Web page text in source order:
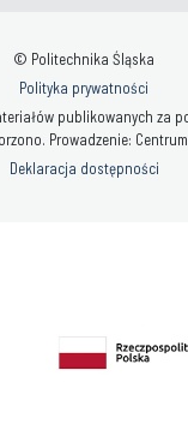
© Politechnika Śląska
Polityka prywatności
publikowanych
Prowadzenie:
Deklaracja dostępności